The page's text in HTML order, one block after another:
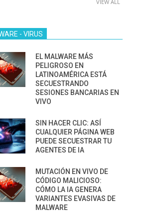
VIEW ALL
- VIRUS
EL MALWARE MÁS
PELIGROSO EN
LATINOAMÉRICA ESTÁ
SECUESTRANDO
SESIONES BANCARIAS EN
VIVO
SIN HACER CLIC: ASÍ
CUALQUIER PÁGINA WEB
PUEDE SECUESTRAR TU
AGENTES DE IA
MUTACIÓN EN VIVO DE
CÓDIGO MALICIOSO:
CÓMO LA IA GENERA
VARIANTES EVASIVAS DE
MALWARE